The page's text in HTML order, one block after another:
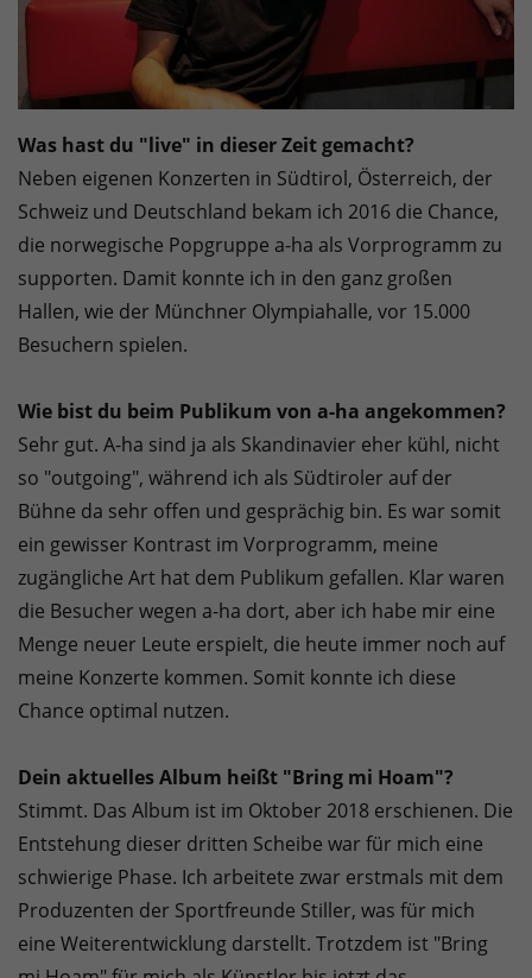
Was hast du "live" in dieser Zeit gemacht?
Neben eigenen Konzerten in Südtirol, Österreich, der
Schweiz und Deutschland bekam ich 2016 die Chance,
die norwegische Popgruppe a-ha als Vorprogramm zu
supporten. Damit konnte ich in den ganz großen
Hallen, wie der Münchner Olympiahalle, vor 15.000
Besuchern spielen.
Wie bist du beim Publikum von a-ha angekommen?
Sehr gut. A-ha sind ja als Skandinavier eher kühl, nicht
so "outgoing", während ich als Südtiroler auf der
Bühne da sehr offen und gesprächig bin. Es war somit
ein gewisser Kontrast im Vorprogramm, meine
zugängliche Art hat dem Publikum gefallen. Klar waren
die Besucher wegen a-ha dort, aber ich habe mir eine
Menge neuer Leute erspielt, die heute immer noch auf
meine Konzerte kommen. Somit konnte ich diese
Chance optimal nutzen.
Dein aktuelles Album heißt "Bring mi Hoam"?
Stimmt. Das Album ist im Oktober 2018 erschienen. Die
Entstehung dieser dritten Scheibe war für mich eine
schwierige Phase. Ich arbeitete zwar erstmals mit dem
Produzenten der Sportfreunde Stiller, was für mich
eine Weiterentwicklung darstellt. Trotzdem ist "Bring